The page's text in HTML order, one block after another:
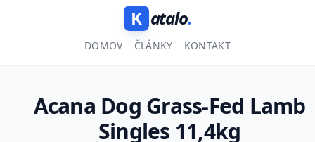
K atalo.
DOMOV ČLÁNKY KONTAKT
Acana Dog Grass-Fed Lamb
Singles 11,4kg